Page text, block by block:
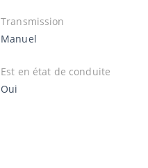
Transmission
Manuel
Est en état de conduite
Oui